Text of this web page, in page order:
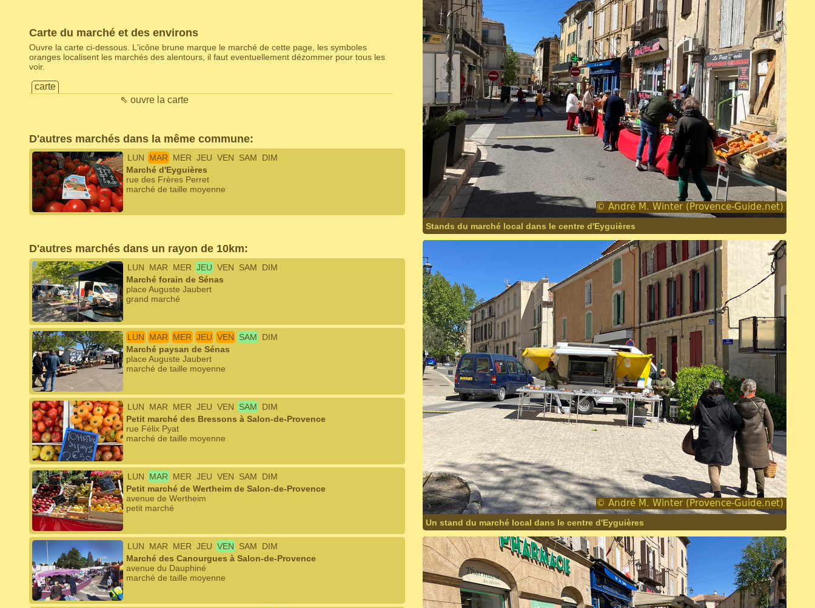
Carte du marché et des environs
Ouvre la carte ci-dessous. L'icône brune marque le marché de cette page, les symboles
oranges localisent les marchés des alentours, il faut eventuellement dézommer pour tous les
voir.
carte
⇖ ouvre la carte
D'autres marchés dans la même commune:
LUN MAR MER JEU VEN SAM
DIM
Marché d'Eyguières
rue des Frères Perret
marché de taille moyenne
D'autres marchés dans un rayon de 10km:
LUN MAR MER JEU VEN SAM
DIM
Marché forain de Sénas
place Auguste Jaubert
grand marché
LUN MAR MER JEU VEN SAM
DIM
Marché paysan de Sénas
place Auguste Jaubert
marché de taille moyenne
LUN MAR MER JEU VEN SAM
DIM
Petit marché des Bressons à Salon-de-Provence
rue Félix Pyat
marché de taille moyenne
LUN MAR MER JEU VEN SAM
DIM
Petit marché de Wertheim de Salon-de-Provence
avenue de Wertheim
petit marché
LUN MAR MER JEU VEN SAM
DIM
Marché des Canourgues à Salon-de-Provence
avenue du Dauphiné
marché de taille moyenne
Stands du marché local dans le centre d'Eyguières
Un stand du marché local dans le centre d'Eyguières